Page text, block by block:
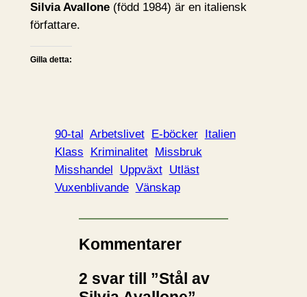
Silvia Avallone(född 1984) är en italiensk
författare.
Gilla detta:
90-tal Arbetslivet E-böcker
Italien
Klass
Kriminalitet
Missbruk
Misshandel
Uppväxt Utläst
Vuxenblivande Vänskap
Kommentarer
2 svar till ”Stål av